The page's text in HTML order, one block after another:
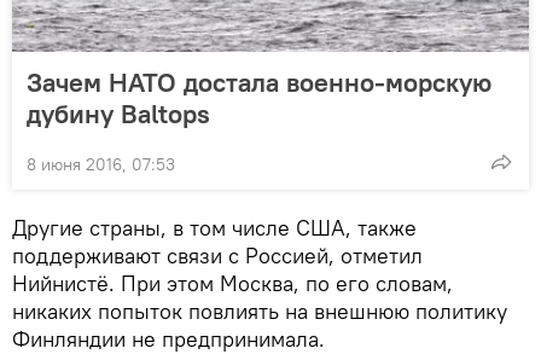
Зачем НАТО достала военно-морскую
дубину Baltops
8 июня 2016, 07:53
Другие страны, в том числе США, также
поддерживают связи с Россией, отметил
Нийнистё. При этом Москва, по его словам,
никаких попыток повлиять на внешнюю политику
Финляндии не предпринимала.